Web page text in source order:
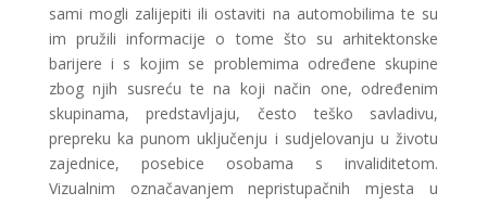
sami mogli zalijepiti ili ostaviti na automobilima te su
im pružili informacije o tome što su arhitektonske
barijere i s kojim se problemima određene skupine
zbog njih susreću te na koji način one, određenim
skupinama, predstavljaju, često teško savladivu,
prepreku ka punom uključenju i sudjelovanju u životu
zajednice, posebice osobama s invaliditetom.
Vizualnim označavanjem nepristupačnih mjesta u